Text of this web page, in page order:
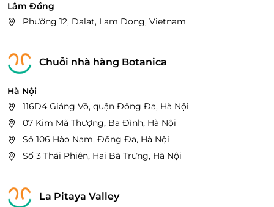
Lâm Đồng
Phường 12, Dalat, Lam Dong, Vietnam
Chuỗi nhà hàng Botanica
Hà Nội
116D4 Giảng Võ, quận Đống Đa, Hà Nội
07 Kim Mã Thượng, Ba Đình, Hà Nội
Số 106 Hào Nam, Đống Đa, Hà Nội
Số 3 Thái Phiên, Hai Bà Trưng, Hà Nội
La Pitaya Valley